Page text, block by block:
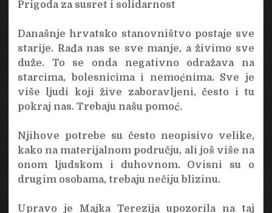
Prigoda za susret i solidarnost
Današnje hrvatsko stanovništvo postaje sve
starije. Rađa nas se sve manje, a živimo sve
duže. To se onda negativno odražava na
starcima, bolesnicima i nemoćnima. Sve je
više ljudi koji žive zaboravljeni, često i tu
pokraj nas. Trebaju našu pomoć.
Njihove potrebe su često neopisivo velike,
kako na materijalnom području, ali još više na
onom ljudskom i duhovnom. Ovisni su o
drugim osobama, trebaju nečiju blizinu.
Upravo je Majka Terezija upozorila na taj